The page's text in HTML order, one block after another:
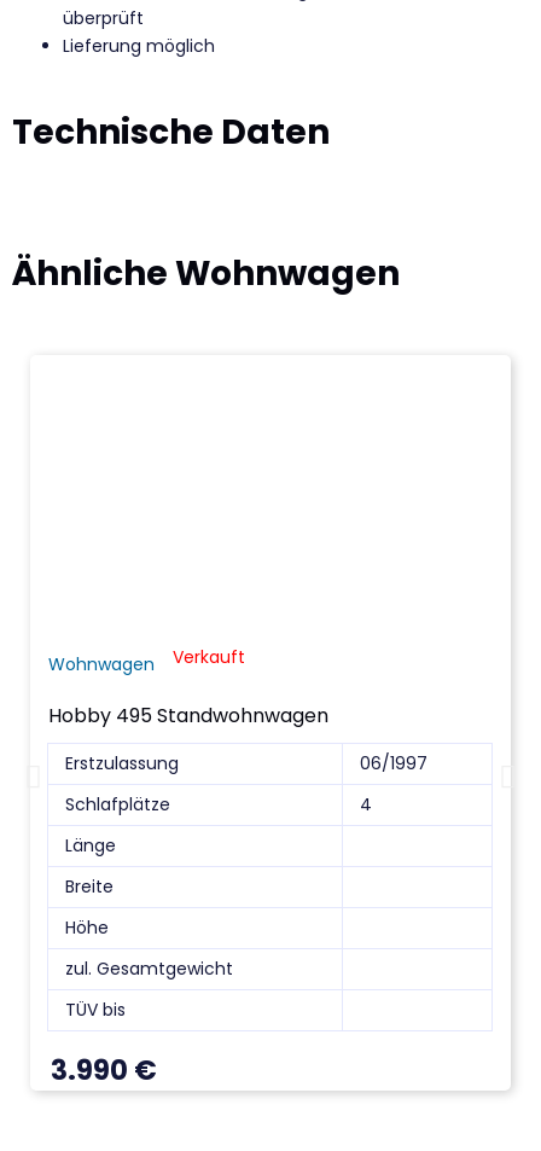
überprüft
Lieferung möglich
Technische Daten
ÄhnlicheWohnwagen
Wohnwagen Verkauft
Hobby 495 Standwohnwagen
Erstzulassung
06/1997
Schlafplätze
4
Länge
Breite
Höhe
zul. Gesamtgewicht
TÜV bis
3.990 €